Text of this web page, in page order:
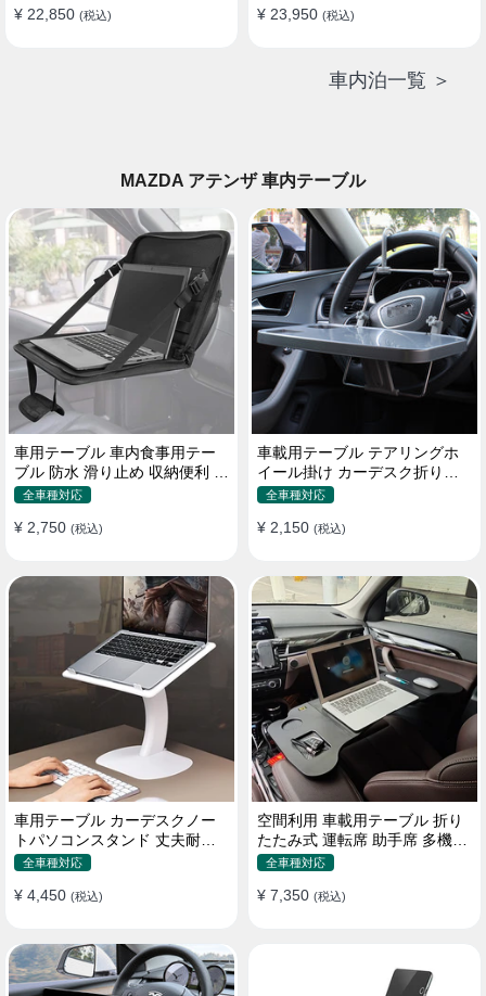
¥ 22,850 (税込)
¥ 23,950 (税込)
車内泊一覧 ＞
MAZDA アテンザ 車内テーブル
車用テーブル 車内食事用テー
ブル 防水 滑り止め 収納便利 多
機能ラップトップバッグ
全車種対応
¥ 2,750 (税込)
車載用テーブル テアリングホ
イール掛け カーデスク折りた
たみ式 パソコン 食事 物置
全車種対応
¥ 2,150 (税込)
車用テーブル カーデスクノー
トパソコンスタンド 丈夫耐用
調整可能 車内車外 多機能用
全車種対応
¥ 4,450 (税込)
空間利用 車載用テーブル 折り
たたみ式 運転席 助手席 多機能
パソコン 食事 書き込み
全車種対応
¥ 7,350 (税込)